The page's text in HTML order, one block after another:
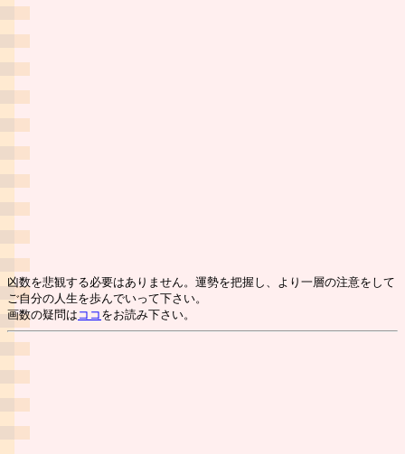
凶数を悲観する必要はありません。運勢を把握し、より一層の注意をして
ご自分の人生を歩んでいって下さい。
画数の疑問は ココ をお読み下さい。